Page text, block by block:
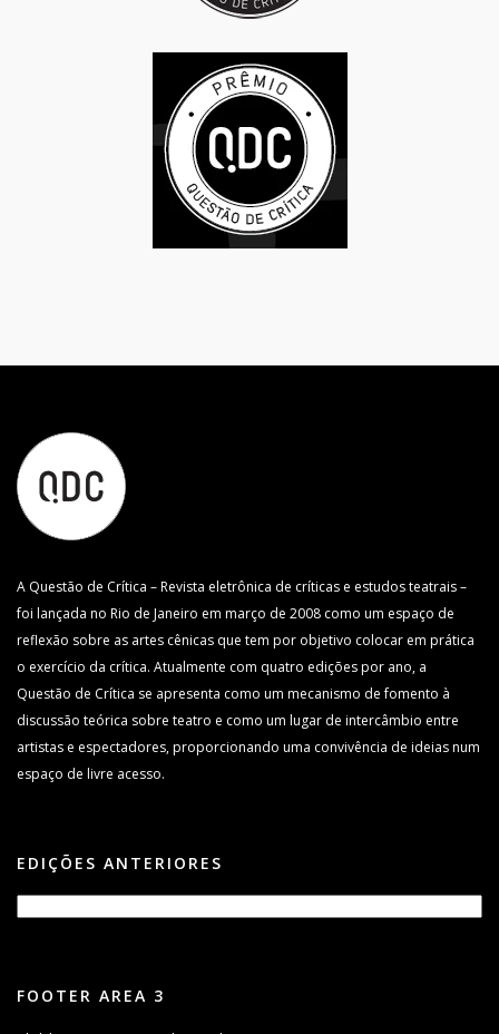
A Questão de Crítica – Revista eletrônica de críticas e estudos teatrais –
foi lançada no Rio de Janeiro em março de 2008 como um espaço de
reflexão sobre as artes cênicas que tem por objetivo colocar em prática
o exercício da crítica. Atualmente com quatro edições por ano, a
Questão de Crítica se apresenta como um mecanismo de fomento à
discussão teórica sobre teatro e como um lugar de intercâmbio entre
artistas e espectadores, proporcionando uma convivência de ideias num
espaço de livre acesso.
EDIÇÕES ANTERIORES
FOOTER AREA 3